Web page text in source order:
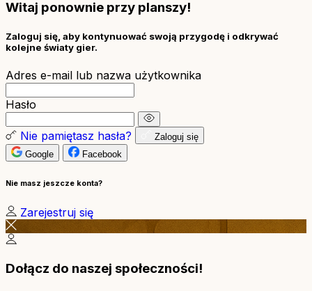
Witaj ponownie przy planszy!
Zaloguj się, aby kontynuować swoją przygodę i odkrywać
kolejne światy gier.
Adres e-mail lub nazwa użytkownika
Hasło
Nie pamiętasz hasła?
Zaloguj się
Google
Facebook
Nie masz jeszcze konta?
Zarejestruj się
Dołącz do naszej społeczności!